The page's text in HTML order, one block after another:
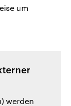
um
werden